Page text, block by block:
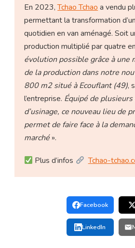
En 2023,Tchao Tchao a vendu
permettant la transformation
quotidien en van aménagé. Soit
production multiplié par quatre
évolution possible grâce à une
de la production dans notre
800 m2 situé à Ecouflant (49),
l’entreprise. Équipé de
d’usinage, ce nouveau lieu de
permet de faire face à la
marché».
Plus d’infos Tchao-
Facebook
LinkedIn